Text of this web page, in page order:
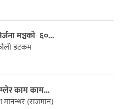
मञ्चकाे ६०...
डटकम
काम काम...
मानन्धर (राजमान)